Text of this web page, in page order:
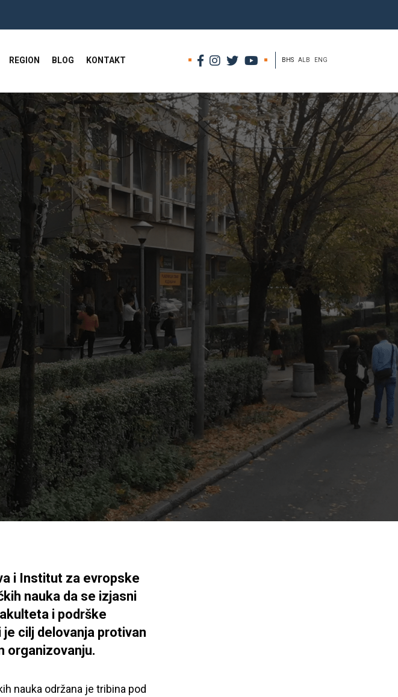
REGION BLOG KONTAKT BHS ALB ENG
i Institut za evropske
nauka da se izjasni
i podrške
cilj delovanja protivan
organizovanju.
nauka održana je tribina pod